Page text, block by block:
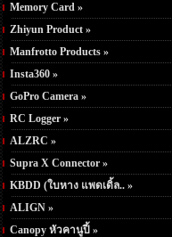
Memory Card »
Zhiyun Product »
Manfrotto Products »
Insta360 »
GoPro Camera »
RC Logger »
ALZRC »
Supra X Connector »
KBDD (ใบหาง แพดเดิ้ล.. »
ALIGN »
Canopy หัวคานูปี้ »